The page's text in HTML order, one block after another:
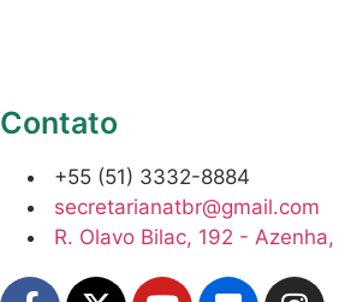
Contato
+55 (51) 3332-8884
secretarianatbr@gmail.com
R. Olavo Bilac, 192 -